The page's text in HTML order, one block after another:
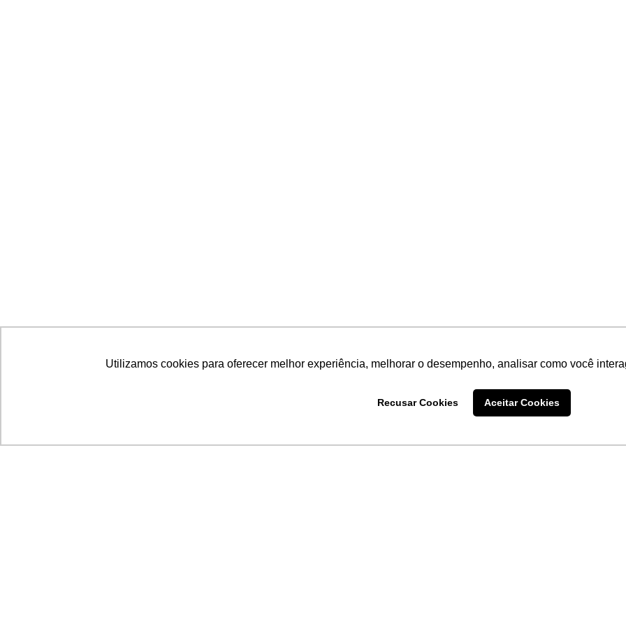
Utilizamos cookies para oferecer melhor experiência, melhorar o desempenho, analisar como você
Recusar Cookies Aceitar Cookies